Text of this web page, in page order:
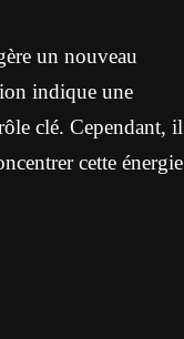
un nouveau
indique une
clé. Cependant, il
cette énergie